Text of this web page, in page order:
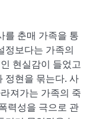
를 춘매 가족을 통
정보다는 가족의
현실감이 들었고
정현을 묶는다. 사
져가는 가족의 죽
력성을 극으로 관